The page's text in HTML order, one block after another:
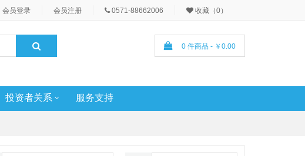
会员登录 会员注册 0571-88662006 收藏（0）
0 件商品 - ￥0.00
投资者关系 服务支持